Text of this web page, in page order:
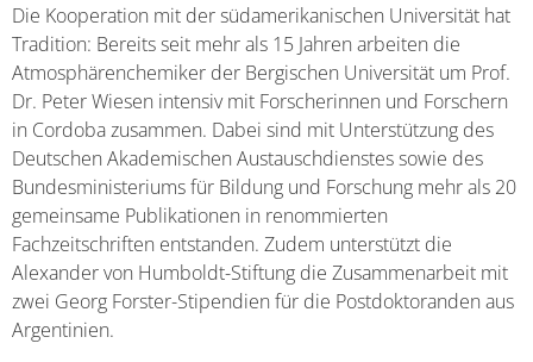
Die Kooperation mit der südamerikanischen Universität hat
Tradition: Bereits seit mehr als 15 Jahren arbeiten die
Atmosphärenchemiker der Bergischen Universität um Prof.
Dr. Peter Wiesen intensiv mit Forscherinnen und Forschern
in Cordoba zusammen. Dabei sind mit Unterstützung des
Deutschen Akademischen Austauschdienstes sowie des
Bundesministeriums für Bildung und Forschung mehr als 20
gemeinsame Publikationen in renommierten
Fachzeitschriften entstanden. Zudem unterstützt die
Alexander von Humboldt-Stiftung die Zusammenarbeit mit
zwei Georg Forster-Stipendien für die Postdoktoranden aus
Argentinien.